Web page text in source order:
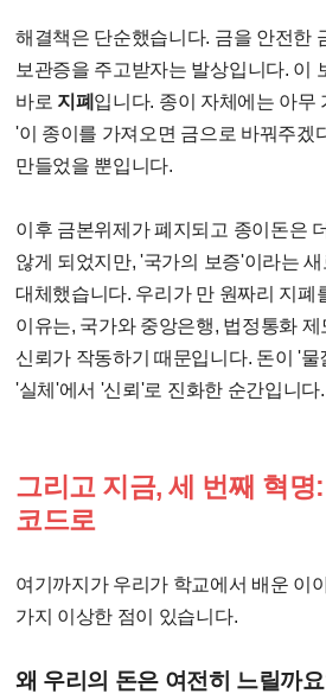
해결책은 단순했습니다. 금을 안전한
보관증을 주고받자는 발상입니다. 이
바로 지폐 입니다. 종이 자체에는 아무
'이 종이를 가져오면 금으로 바꿔주겠
만들었을 뿐입니다.
이후 금본위제가 폐지되고 종이돈은
않게 되었지만, '국가의 보증'이라는
대체했습니다. 우리가 만 원짜리 지폐
이유는, 국가와 중앙은행, 법정통화
신뢰가 작동하기 때문입니다. 돈이 '물
'실체'에서 '신뢰'로 진화한 순간입니다.
그리고 지금, 세 번째 혁명
코드로
여기까지가 우리가 학교에서 배운 이
가지 이상한 점이 있습니다.
왜 우리의 돈은 여전히 느릴까